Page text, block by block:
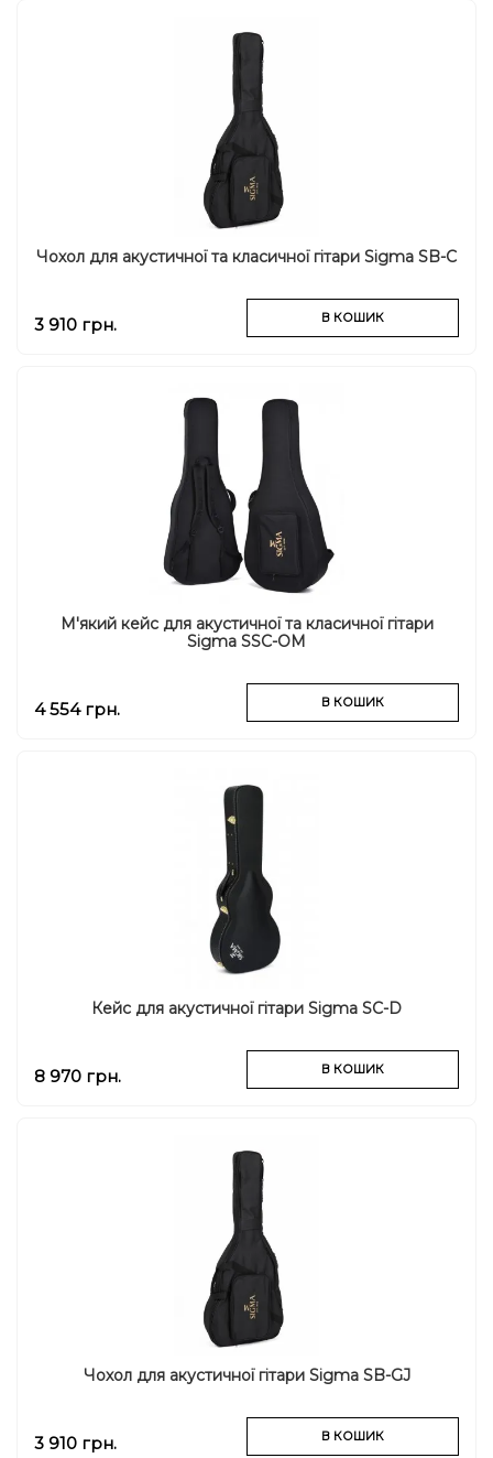
Чохол для акустичної та класичної гітари Sigma SB-C
3 910 грн. В КОШИК
М'який кейс для акустичної та класичної гітари
Sigma SSC-OM
4 554 грн. В КОШИК
Кейс для акустичної гітари Sigma SC-D
8 970 грн. В КОШИК
Чохол для акустичної гітари Sigma SB-GJ
3 910 грн. В КОШИК